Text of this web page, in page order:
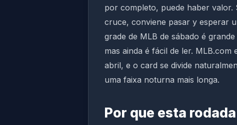
por completo, puede haber valor.
cruce, conviene pasar y esperar
grade de MLB de sábado é
mas ainda é fácil de ler. MLB.com
abril, e o card se divide
uma faixa noturna mais longa.
Por que esta